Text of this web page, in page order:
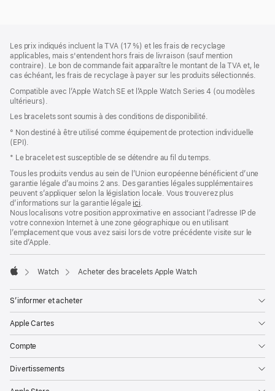
de
page
de
bas
de
Les prix indiqués incluent la TVA (17 %) et les frais de recyclage
applicables, mais s'entendent hors frais de livraison (sauf mention
contraire). Le bon de commande fait apparaître le montant de la TVA et, le
cas échéant, les frais de recyclage à payer sur les produits sélectionnés.
Compatible avec l’Apple Watch SE et l’Apple Watch Series 4 (ou modèles
ultérieurs).
Les bracelets sont soumis à des conditions de disponibilité.
° Non destiné à être utilisé comme équipement de protection individuelle
(EPI).
* Le bracelet est susceptible de se détendre au fil du temps.
Tous les produits vendus au sein de l’Union européenne bénéficient d’une
garantie légale d’au moins 2 ans. Des garanties légales supplémentaires
peuvent s’appliquer selon la législation locale. Vous trouverez plus
d’informations sur la garantie légale ici.
Nous localisons votre position approximative en associant l’adresse IP de
votre connexion Internet à une zone géographique ou en utilisant
l’emplacement que vous avez saisi lors de votre précédente visite sur le
site d’Apple.
Watch Acheter des bracelets Apple Watch
S’informer et acheter
Apple Cartes
Compte
Divertissements